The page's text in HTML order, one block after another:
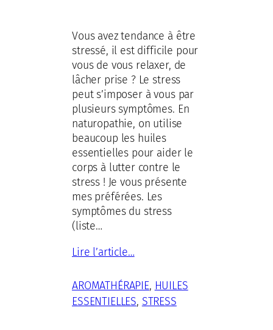
Vous avez tendance à être
stressé, il est difficile pour
vous de vous relaxer, de
lâcher prise ? Le stress
peut s’imposer à vous par
plusieurs symptômes. En
naturopathie, on utilise
beaucoup les huiles
essentielles pour aider le
corps à lutter contre le
stress ! Je vous présente
mes préférées. Les
symptômes du stress
(liste…
Lire l’article…
AROMATHÉRAPIE, HUILES
ESSENTIELLES, STRESS